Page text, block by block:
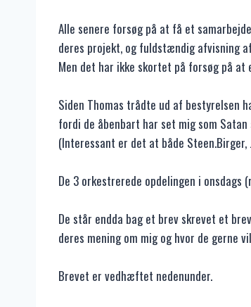
Alle senere forsøg på at få et
deres projekt, og fuldstændig afvisning
Men det har ikke skortet på forsøg på at
Siden Thomas trådte ud af bestyrelsen
fordi de åbenbart har set mig som Satan
(Interessant er det at både
De 3 orkestrerede opdelingen i
De står endda bag et brev skrevet et
deres mening om mig og hvor de gerne
Brevet er vedhæftet nedenunder.